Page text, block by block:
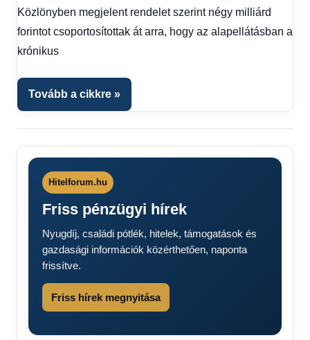
Hírek
kézből,
Közlönyben megjelent rendelet szerint négy milliárd
forintot csoportosítottak át arra, hogy az alapellátásban a
krónikus
Tovább a cikkre
Hitelforum.hu
Friss pénzügyi hírek
Nyugdíj, családi pótlék, hitelek, támogatások és
gazdasági információk közérthetően, naponta
frissítve.
Friss hírek megnyitása